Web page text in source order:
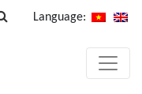
Language: